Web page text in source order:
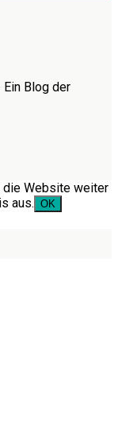
Blog der
die Website weiter
aus. OK